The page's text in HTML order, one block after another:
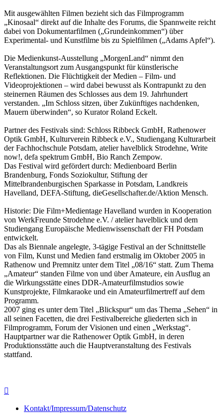
Mit ausgewählten Filmen bezieht sich das Filmprogramm
„Kinosaal“ direkt auf die Inhalte des Forums, die Spannweite reicht
dabei von Dokumentarfilmen („Grundeinkommen“) über
Experimental- und Kunstfilme bis zu Spielfilmen („Adams Apfel“).
Die Medienkunst-Ausstellung „MorgenLand“ nimmt den
Veranstaltungsort zum Ausgangspunkt für künstlerische
Reflektionen. Die Flüchtigkeit der Medien – Film- und
Videoprojektionen – wird dabei bewusst als Kontrapunkt zu den
steinernen Räumen des Schlosses aus dem 19. Jahrhundert
verstanden. „Im Schloss sitzen, über Zukünftiges nachdenken,
Mauern überwinden“, so Kurator Roland Eckelt.
Partner des Festivals sind: Schloss Ribbeck GmbH, Rathenower
Optik GmbH, Kulturverein Ribbeck e.V., Studiengang Kulturarbeit
der Fachhochschule Potsdam, atelier havelblick Strodehne, Write
now!, defa spektrum GmbH, Bio Ranch Zempow.
Das Festival wird gefördert durch: Medienboard Berlin
Brandenburg, Fonds Soziokultur, Stiftung der
Mittelbrandenburgischen Sparkasse in Potsdam, Landkreis
Havelland, DEFA-Stiftung, dieGesellschafter.de/Aktion Mensch.
Historie: Die Film+Medientage Havelland wurden in Kooperation
von WerkFreunde Strodehne e.V. / atelier havelblick und dem
Studiengang Europäische Medienwissenschaft der FH Potsdam
entwickelt.
Das als Biennale angelegte, 3-tägige Festival an der Schnittstelle
von Film, Kunst und Medien fand erstmalig im Oktober 2005 in
Rathenow und Premnitz unter dem Titel „08/16“ statt. Zum Thema
„Amateur“ standen Filme von und über Amateure, ein Ausflug an
die Wirkungsstätte eines DDR-Amateurfilmstudios sowie
Kunstprojekte, Filmkaraoke und ein Amateurfilmertreff auf dem
Programm.
2007 ging es unter dem Titel „Blickspur“ um das Thema „Sehen“ in
all seinen Facetten, die drei Festivalbereiche gliederten sich in
Filmprogramm, Forum der Visionen und einen „Werkstag“.
Hauptpartner war die Rathenower Optik GmbH, in deren
Produktionsstätte auch die Hauptveranstaltung des Festivals
stattfand.

Kontakt/Impressum/Datenschutz